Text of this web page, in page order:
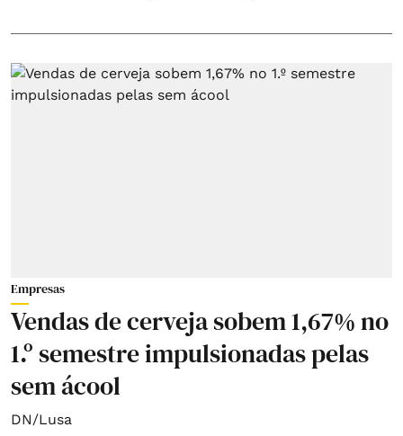
Empresas
Vendas de cerveja sobem 1,67% no
1.º semestre impulsionadas pelas
sem ácool
DN/Lusa